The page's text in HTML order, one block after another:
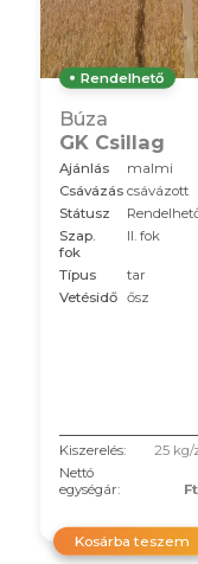
Rendelhető
Búza
GK Csillag
Ajánlás
malmi
Csávázás csávázott
Státusz
Szap.
fok
II. fok
Típus
tar
Vetésidő ősz
Kiszerelés:
25 kg/
Nettó
egységár:
Kosárba teszem